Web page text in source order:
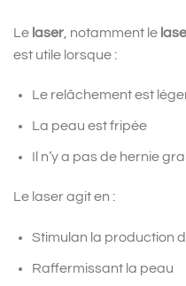
Le laser , notamment le
est utile lorsque :
Le relâchement est
La peau est fripée
Il n’y a pas de hernie
Le laser agit en :
Stimulan la production
Raffermissant la peau